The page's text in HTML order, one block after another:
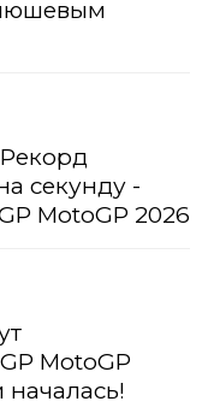
секунду -
MotoGP 2026
MotoGP
началась!